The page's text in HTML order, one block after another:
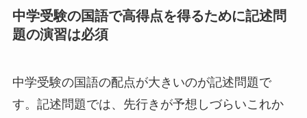
中学受験の国語で高得点を得るために記述問
題の演習は必須
中学受験の国語の配点が大きいのが記述問題で
す。記述問題では、先行きが予想しづらいこれか